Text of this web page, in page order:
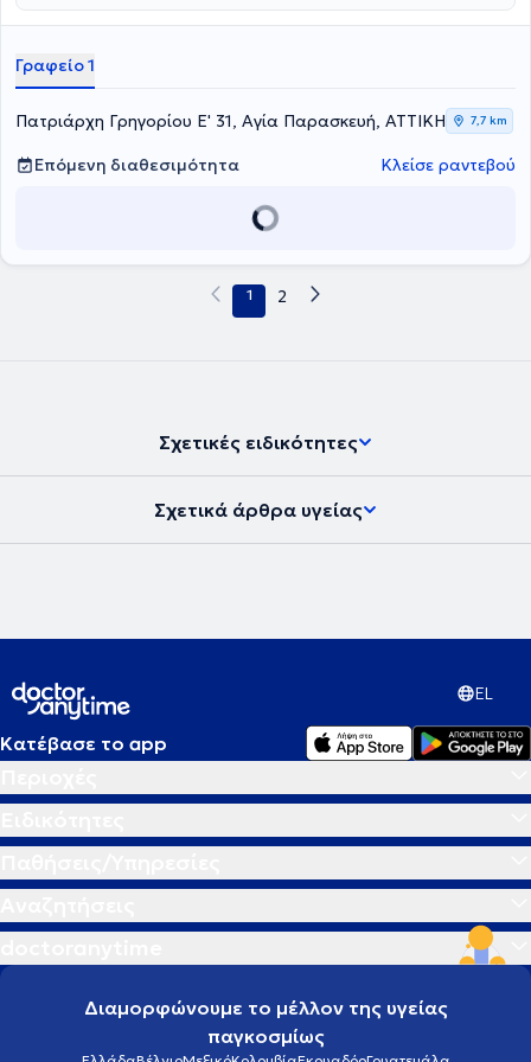
έχει συνεργαστεί με ομάδες της Α' Εθνικής Ποδοσφαίρου,
νευρολογική και μυοσκελετική αποκατάσταση, καθώς και στις
αθλητικές κακώσεις.
Γραφείο 1
Πατριάρχη Γρηγορίου Ε' 31, Αγία Παρασκευή, ΑΤΤΙΚΗ 7,7 km
Επόμενη διαθεσιμότητα Κλείσε ραντεβού
1 2
Σχετικές ειδικότητες
Σχετικά άρθρα υγείας
EL
Κατέβασε το app
Διαμορφώνουμε το μέλλον της υγείας
παγκοσμίως